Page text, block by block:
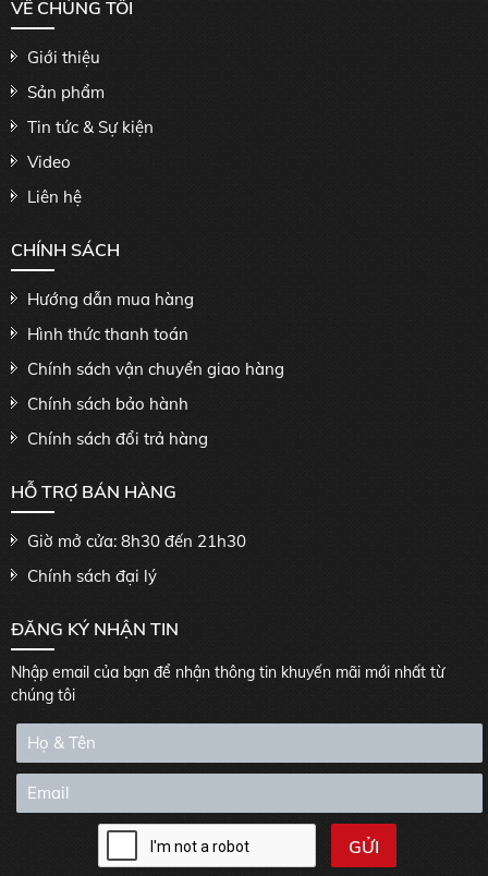
VỀ CHÚNG TÔI
Giới thiệu
Sản phẩm
Tin tức & Sự kiện
Video
Liên hệ
CHÍNH SÁCH
Hướng dẫn mua hàng
Hình thức thanh toán
Chính sách vận chuyển giao hàng
Chính sách bảo hành
Chính sách đổi trả hàng
HỖ TRỢ BÁN HÀNG
Giờ mở cửa: 8h30 đến 21h30
Chính sách đại lý
ĐĂNG KÝ NHẬN TIN
Nhập email của bạn để nhận thông tin khuyến mãi mới nhất từ
chúng tôi